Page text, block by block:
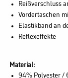
Reißverschluss
Vordertaschen
Elastikband an
Reflexeffekte
Material:
94% Polyester /